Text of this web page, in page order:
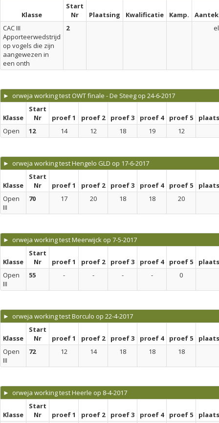
Klasse
Start
Nr
Plaatsing Kwalificatie Kamp.
CAC III
Apporteerwedstrijd
op vogels die zijn
aangewezen in
een onth
2 el
► orweja working test OWT finale - De Steeg op 24-6-2017
Klasse
Start
Nr
proef 1 proef 2 proef 3 proef 4 proef 5
Open
12 14 12 18 19 12
► orweja working test Hengelo GLD op 17-6-2017
Klasse
Start
Nr
proef 1 proef 2 proef 3 proef 4 proef 5
Open
III
70 17 20 18 18 20
► orweja working test Meerwijck op 7-5-2017
Klasse
Start
Nr
proef 1 proef 2 proef 3 proef 4 proef 5
Open
III
55 - - - - 0
► orweja working test Borculo op 22-4-2017
Klasse
Start
Nr
proef 1 proef 2 proef 3 proef 4 proef 5
Open
III
72 12 14 18 18 18
► orweja working test Heerle op 8-4-2017
Klasse
Start
Nr
proef 1 proef 2 proef 3 proef 4 proef 5